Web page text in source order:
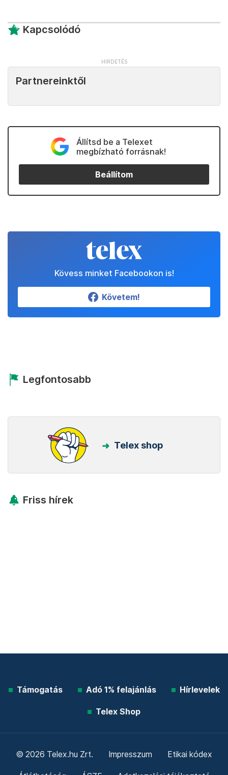
Kapcsolódó
Partnereinktől
Állítsd be a Telexet
megbízható forrásnak!
Beállítom
Kövess minket Facebookon is!
Követem!
Legfontosabb
Telex shop
Friss hírek
Támogatás Adó 1% felajánlás Hírlevelek
Telex Shop
© 2026 Telex.hu Zrt. Impresszum Etikai kódex